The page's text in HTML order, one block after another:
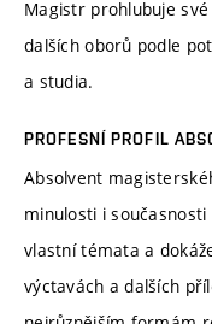
Magistr prohlubuje
dalších oborů podle
a studia.
PROFESNÍ PROFIL
Absolvent
minulosti i
vlastní témata a
výctavách a dalších